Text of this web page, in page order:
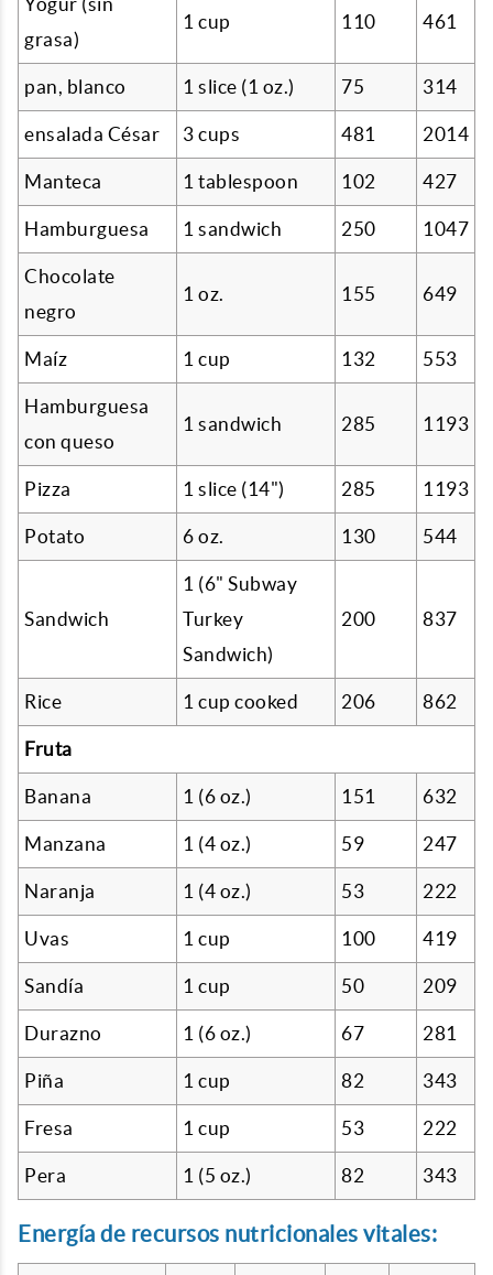
grasa)
1 cup 110 461
pan, blanco 1 slice (1 oz.) 75 314
ensalada César 3 cups 481 2014
Manteca 1 tablespoon 102 427
Hamburguesa 1 sandwich 250 1047
Chocolate
negro
1 oz. 155 649
Maíz 1 cup 132 553
Hamburguesa
con queso
1 sandwich 285 1193
Pizza 1 slice (14") 285 1193
Potato 6 oz. 130 544
Sandwich
1 (6" Subway
Turkey
Sandwich)
200 837
Rice 1 cup cooked 206 862
Fruta
Banana 1 (6 oz.) 151 632
Manzana 1 (4 oz.) 59 247
Naranja 1 (4 oz.) 53 222
Uvas 1 cup 100 419
Sandía 1 cup 50 209
Durazno 1 (6 oz.) 67 281
Piña 1 cup 82 343
Fresa 1 cup 53 222
Pera 1 (5 oz.) 82 343
Energía de recursos nutricionales vitales: